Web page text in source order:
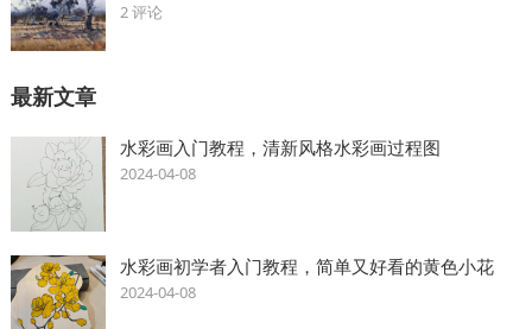
2 评论
最新文章
水彩画入门教程，清新风格水彩画过程图
2024-04-08
水彩画初学者入门教程，简单又好看的黄色小花
2024-04-08